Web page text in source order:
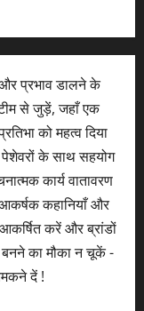
प्रभाव डालने के
से जुड़ें, जहाँ एक
को महत्व दिया
के साथ सहयोग
कार्य वातावरण
कहानियाँ और
करें और ब्रांडों
का मौका न चूकें -
दें !